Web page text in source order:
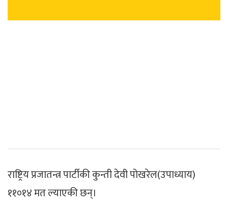
राष्ट्रिय प्रजातन्त्र पार्टीकी कुन्ती देवी पोखरेल(उपाध्याय)
११०१४ मत ल्याएकी छन्।